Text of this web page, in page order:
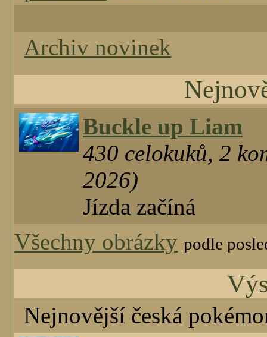
Archiv novinek
Buckle up Liam
430 celokuků,2
2026)
Jízda začíná
Všechny obrázky podle
Nejnovější česká